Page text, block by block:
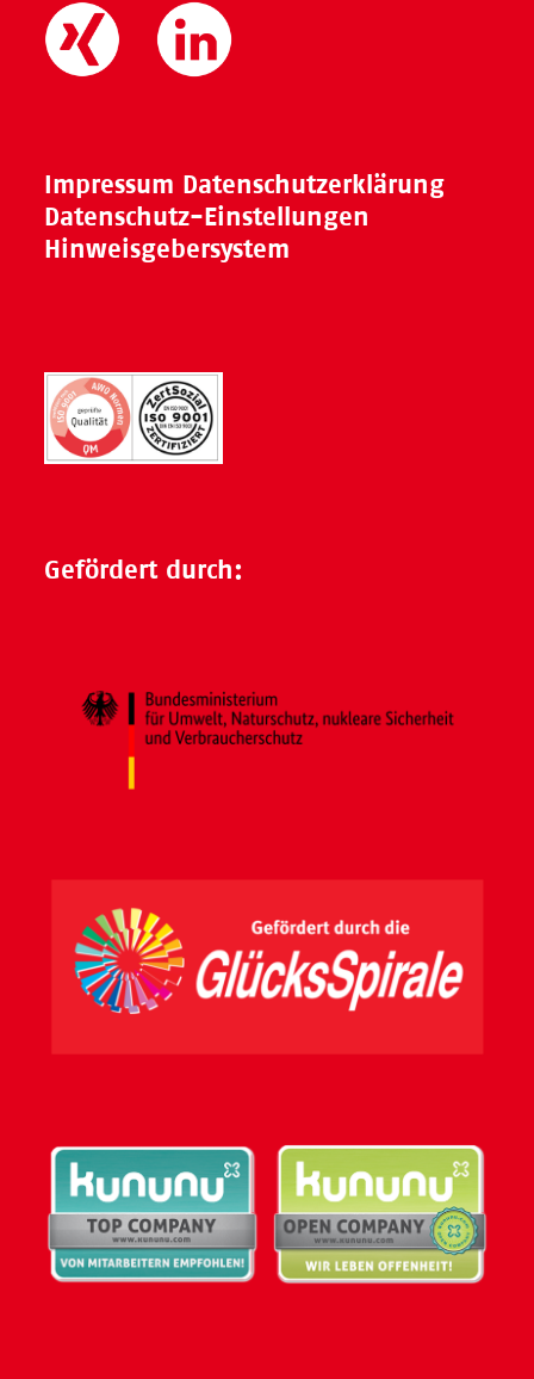
Impressum Datenschutzerklärung
Datenschutz-Einstellungen
Hinweisgebersystem
Gefördert durch: